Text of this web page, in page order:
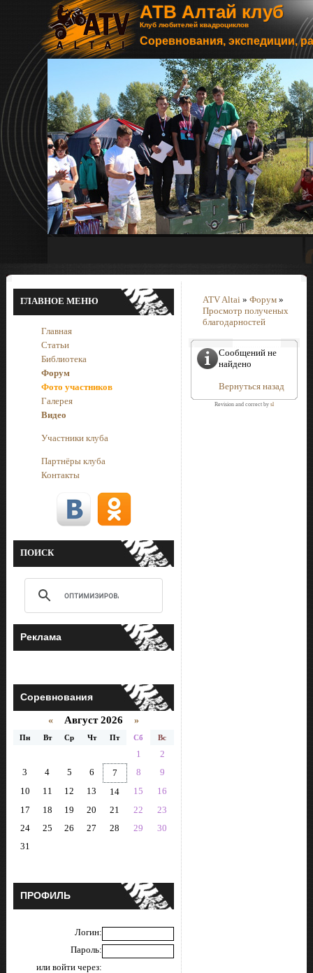
АТВ Алтай клуб
Клуб любителей квадроциклов
Соревнования, экспедиции,
ГЛАВНОЕ МЕНЮ
Главная
Статьи
Библиотека
Форум
Фото участников
Галерея
Видео
Участники клуба
Партнёры клуба
Контакты
ПОИСК
Реклама
Соревнования
« Август 2026 »
Пн Вт Ср Чт Пт Сб Вс
1
2
3
4 5 6 7 8
9
10
11 12 13 14 15
16
17
18 19 20 21 22
23
24
25 26 27 28 29
30
31
ПРОФИЛЬ
Логин:
Пароль:
или войти через:
ATV Altai » Форум »
Просмотр полученых
благодарностей
Сообщений не
найдено
Вернуться назад
Revision and correct by sl